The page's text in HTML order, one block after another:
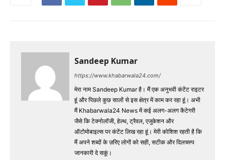
Sandeep Kumar
https://www.khabarwala24.com/
मेरा नाम Sandeep Kumar है। मैं एक अनुभवी कंटेंट राइटर
हूं और पिछले कुछ सालों से इस क्षेत्र में काम कर रहा हूं। अभी
मैं Khabarwala24 News में कई अलग-अलग कैटेगरी
जैसे कि टेक्नोलॉजी, हेल्थ, ट्रैवल, एजुकेशन और
ऑटोमोबाइल्स पर कंटेंट लिख रहा हूं। मेरी कोशिश रहती है कि
मैं अपने शब्दों के ज़रिए लोगों को सही, सटीक और दिलचस्प
जानकारी दे सकूं।